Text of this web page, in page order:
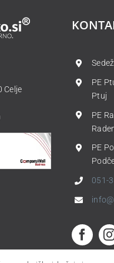
Celje
PE
Ptuj
PE
PE
051-